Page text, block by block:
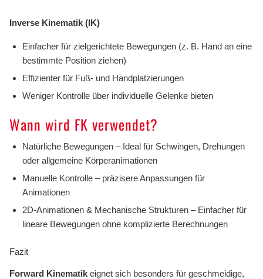
Inverse Kinematik (IK)
Einfacher für zielgerichtete Bewegungen (z. B. Hand an eine
bestimmte Position ziehen)
Effizienter für Fuß- und Handplatzierungen
Weniger Kontrolle über individuelle Gelenke bieten
Wann wird FK verwendet?
Natürliche Bewegungen – Ideal für Schwingen, Drehungen
oder allgemeine Körperanimationen
Manuelle Kontrolle – präzisere Anpassungen für
Animationen
2D-Animationen & Mechanische Strukturen – Einfacher für
lineare Bewegungen ohne komplizierte Berechnungen
Fazit
Forward Kinematikeignet sich besonders für geschmeidige,